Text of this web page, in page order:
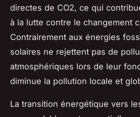
directes de CO2, ce qui
à la lutte contre le changement
Contrairement aux énergies
solaires ne rejettent pas de
atmosphériques lors de leur
diminue la pollution locale et
La transition énergétique vers